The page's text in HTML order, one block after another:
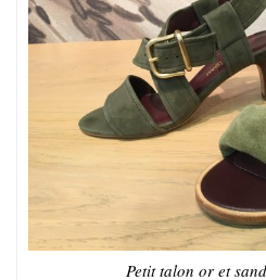
Petit talon or et